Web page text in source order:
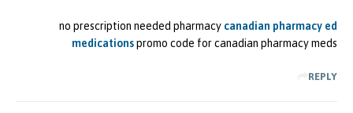
no prescription needed pharmacy canadian pharmacy ed
medicationspromo code for canadian pharmacy meds
REPLY